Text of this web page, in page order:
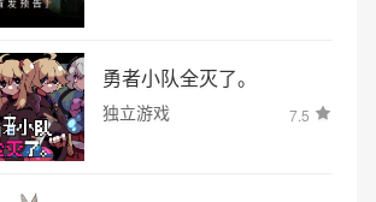
勇者小队全灭了。
独立游戏 7.5